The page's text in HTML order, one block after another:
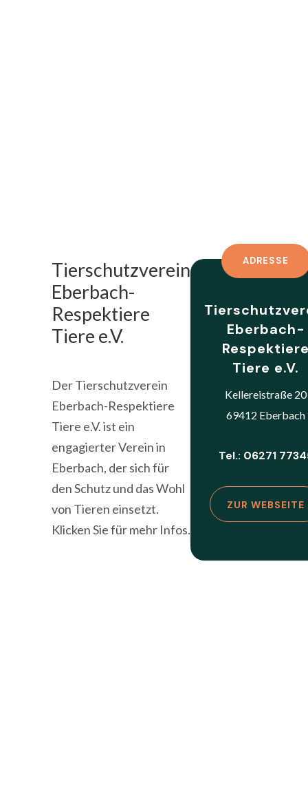
Tierschutzverein
Eberbach-
Respektiere
Tiere e.V.
Der Tierschutzverein
Eberbach-Respektiere
Tiere e.V. ist ein
engagierter Verein in
Eberbach, der sich für
den Schutz und das Wohl
von Tieren einsetzt.
Klicken Sie für mehr Infos.
ADRESSE
Eberbach-
Tiere e.V.
Kellereistraße 20
69412 Eberbach
Tel.: 06271
ZUR WEBSEITE